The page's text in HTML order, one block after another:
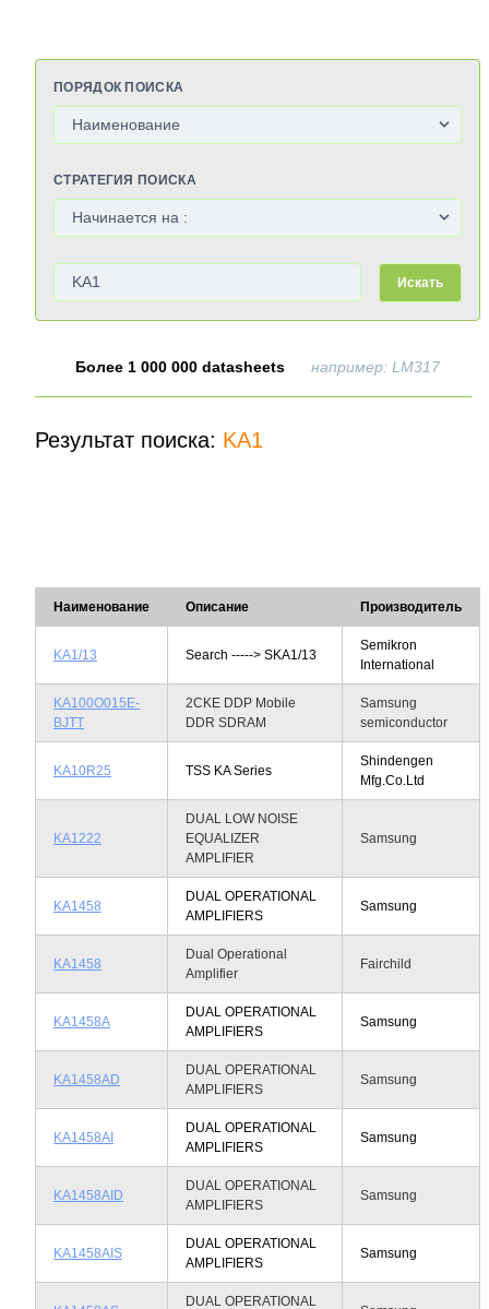
ПОРЯДОК ПОИСКА
СТРАТЕГИЯ ПОИСКА
Искать
Более 1 000 000 datasheets например: LM317
Результат поиска: KA1
Наименование Описание Производитель
KA1/13 Search -----> SKA1/13
Semikron
International
KA100O015E-
BJTT
2CKE DDP Mobile
DDR SDRAM
Samsung
semiconductor
KA10R25 TSS KA Series
Shindengen
Mfg.Co.Ltd
KA1222
DUAL LOW NOISE
EQUALIZER
AMPLIFIER
Samsung
KA1458
DUAL OPERATIONAL
AMPLIFIERS
Samsung
KA1458
Dual Operational
Amplifier
Fairchild
KA1458A
DUAL OPERATIONAL
AMPLIFIERS
Samsung
KA1458AD
DUAL OPERATIONAL
AMPLIFIERS
Samsung
KA1458AI
DUAL OPERATIONAL
AMPLIFIERS
Samsung
KA1458AID
DUAL OPERATIONAL
AMPLIFIERS
Samsung
KA1458AIS
DUAL OPERATIONAL
AMPLIFIERS
Samsung
DUAL OPERATIONAL